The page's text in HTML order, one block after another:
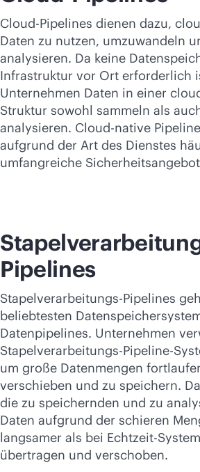
Cloud-Pipelines dienen dazu,
Daten zu nutzen, umzuwandeln
analysieren. Da keine
Infrastruktur vor Ort erforderlich
Unternehmen Daten in einer
Struktur sowohl sammeln als
analysieren. Cloud-native
aufgrund der Art des Dienstes
umfangreiche
Pipelines
Stapelverarbeitungs-Pipelines
beliebtesten
Datenpipelines. Unternehmen
Stapelverarbeitungs-Pipeline-
um große Datenmengen
verschieben und zu speichern.
die zu speichernden und zu
Daten aufgrund der schieren
langsamer als bei Echtzeit-
übertragen und verschoben.